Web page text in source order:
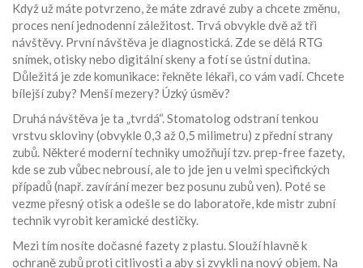
Když už máte potvrzeno, že máte zdravé zuby a chcete změnu,
proces není jednodenní záležitost. Trvá obvykle dvě až tři
návštěvy. První návštěva je diagnostická. Zde se dělá RTG
snímek, otisky nebo digitální skeny a fotí se ústní dutina.
Důležitá je zde komunikace: řekněte lékaři, co vám vadí. Chcete
bílejší zuby? Menší mezery? Úzký úsměv?
Druhá návštěva je ta „tvrdá“. Stomatolog odstraní tenkou
vrstvu skloviny (obvykle 0,3 až 0,5 milimetru) z přední strany
zubů. Některé moderní techniky umožňují tzv. prep-free fazety,
kde se zub vůbec nebrousí, ale to jde jen u velmi specifických
případů (např. zavírání mezer bez posunu zubů ven). Poté se
vezme přesný otisk a odešle se do laboratoře, kde mistr zubní
technik vyrobit keramické destičky.
Mezi tím nosíte dočasné fazety z plastu. Slouží hlavně k
ochraně zubů proti citlivosti a aby si zvykli na nový objem. Na